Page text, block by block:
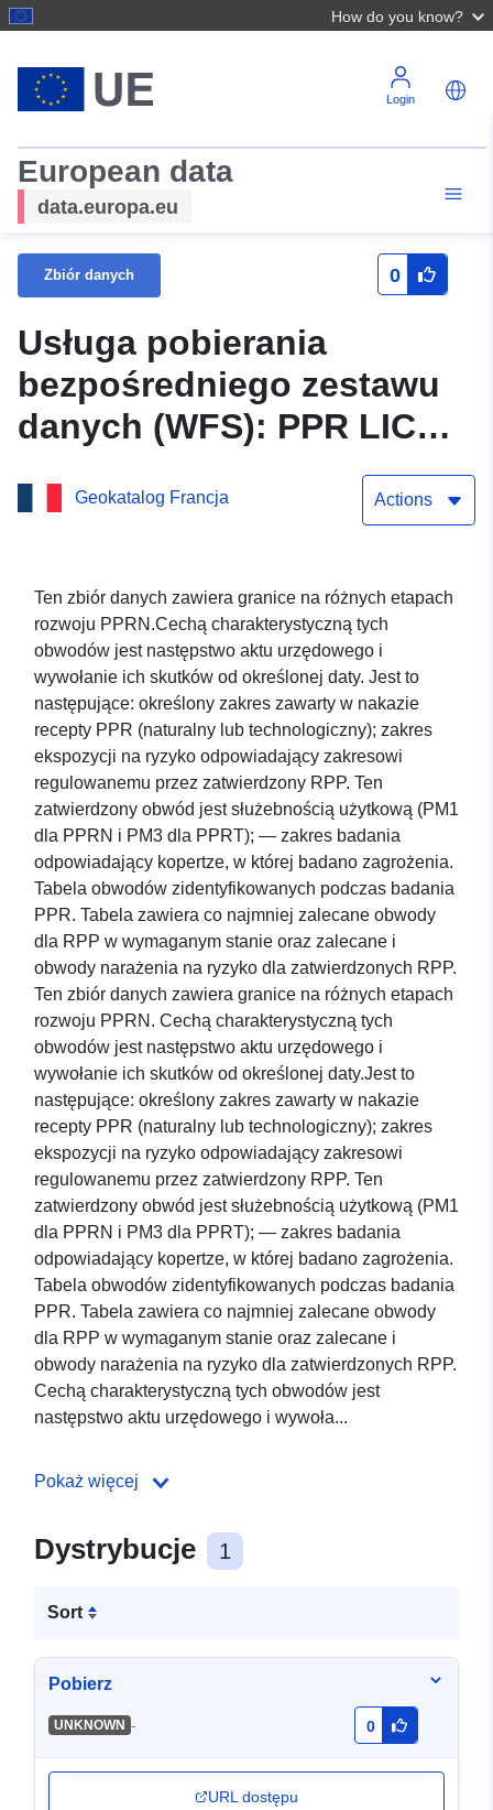
How do you know?
Login
European data
data.europa.eu
Zbiór danych 0
Usługa pobierania
bezpośredniego zestawu
danych (WFS): PPR LICQ-
(64DDTM20000016) –
powodziom LICQ-Atherey
(64342), departament
Pyrénées-Atlantique.
Geokatalog Francja Actions
Ten zbiór danych zawiera granice na różnych etapach
rozwoju PPRN.Cechą charakterystyczną tych
obwodów jest następstwo aktu urzędowego i
wywołanie ich skutków od określonej daty. Jest to
następujące: określony zakres zawarty w nakazie
recepty PPR (naturalny lub technologiczny); zakres
ekspozycji na ryzyko odpowiadający zakresowi
regulowanemu przez zatwierdzony RPP. Ten
zatwierdzony obwód jest służebnością użytkową (PM1
dla PPRN i PM3 dla PPRT); — zakres badania
odpowiadający kopertze, w której badano zagrożenia.
Tabela obwodów zidentyfikowanych podczas badania
PPR. Tabela zawiera co najmniej zalecane obwody
dla RPP w wymaganym stanie oraz zalecane i
obwody narażenia na ryzyko dla zatwierdzonych RPP.
Ten zbiór danych zawiera granice na różnych etapach
rozwoju PPRN. Cechą charakterystyczną tych
obwodów jest następstwo aktu urzędowego i
wywołanie ich skutków od określonej daty.Jest to
następujące: określony zakres zawarty w nakazie
recepty PPR (naturalny lub technologiczny); zakres
ekspozycji na ryzyko odpowiadający zakresowi
regulowanemu przez zatwierdzony RPP. Ten
zatwierdzony obwód jest służebnością użytkową (PM1
dla PPRN i PM3 dla PPRT); — zakres badania
odpowiadający kopertze, w której badano zagrożenia.
Tabela obwodów zidentyfikowanych podczas badania
PPR. Tabela zawiera co najmniej zalecane obwody
dla RPP w wymaganym stanie oraz zalecane i
obwody narażenia na ryzyko dla zatwierdzonych RPP.
Cechą charakterystyczną tych obwodów jest
następstwo aktu urzędowego i wywoła...
Pokaż więcej
Dystrybucje 1
Sort
Pobierz
UNKNOWN - 0
URL dostępu